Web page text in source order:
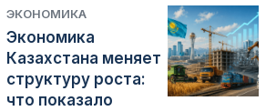
ЭКОНОМИКА
Экономика
Казахстана меняет
структуру роста:
что показало